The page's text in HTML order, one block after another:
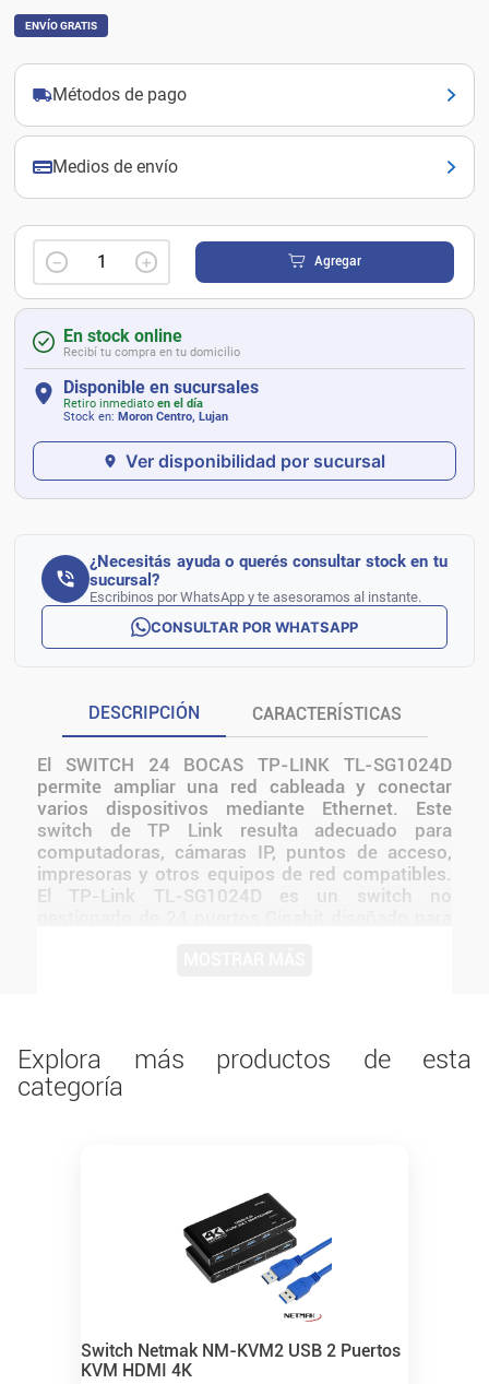
ENVÍO GRATIS
Métodos de pago
Medios de envío
＋
－ Agregar
En stock online
Recibí tu compra en tu domicilio
Disponible en sucursales
Retiro inmediato en el día
Stock en: Moron Centro, Lujan
Ver disponibilidad por sucursal
¿Necesitás ayuda o querés consultar stock en tu
sucursal?
Escribinos por WhatsApp y te asesoramos al instante.
CONSULTAR POR WHATSAPP
DESCRIPCIÓN CARACTERÍSTICAS
El SWITCH 24 BOCAS TP-LINK TL-SG1024D
permite ampliar una red cableada y conectar
varios dispositivos mediante Ethernet. Este
switch de TP Link resulta adecuado para
computadoras, cámaras IP, puntos de acceso,
impresoras y otros equipos de red compatibles.
El TP-Link TL-SG1024D es un switch no
oficinas grandes, grupos de trabajo o pequeñas
salas de servidores..
Explora más productos de esta
categoría
Switch Netmak NM-KVM2 USB 2 Puertos
KVM HDMI 4K